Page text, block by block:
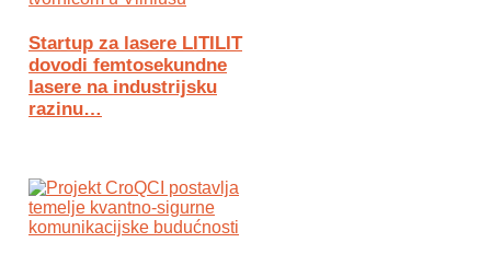
Startup za lasere LITILIT
dovodi femtosekundne
lasere na industrijsku
razinu…